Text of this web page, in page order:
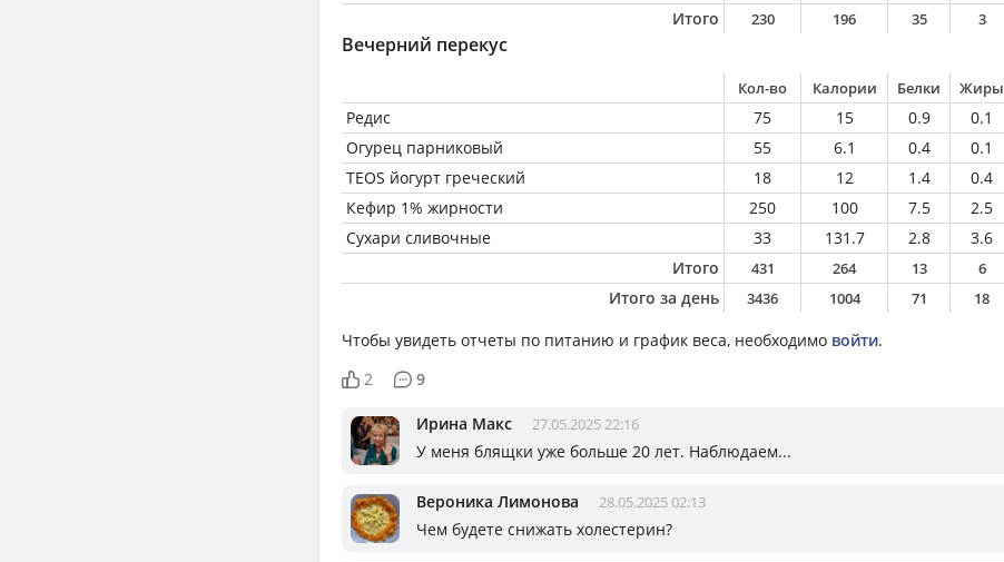
Итого
230 196 35 3
Вечерний перекус
Кол-во Калории Белки Жиры
Редис 75 15 0.9 0.1
Огурец парниковый
55 6.1 0.4 0.1
TEOS йогурт греческий
18 12 1.4 0.4
Кефир 1% жирности
250 100 7.5 2.5
Сухари сливочные
33 131.7 2.8 3.6
Итого
431 264 13 6
Итого за день 3436 1004 71 18
Чтобы увидеть отчеты по питанию и график веса, необходимо войти.
2
9
Ирина Макс 27.05.2025 22:16
У меня блящки уже больше 20 лет. Наблюдаем...
Вероника Лимонова 28.05.2025 02:13
Чем будете снижать холестерин?